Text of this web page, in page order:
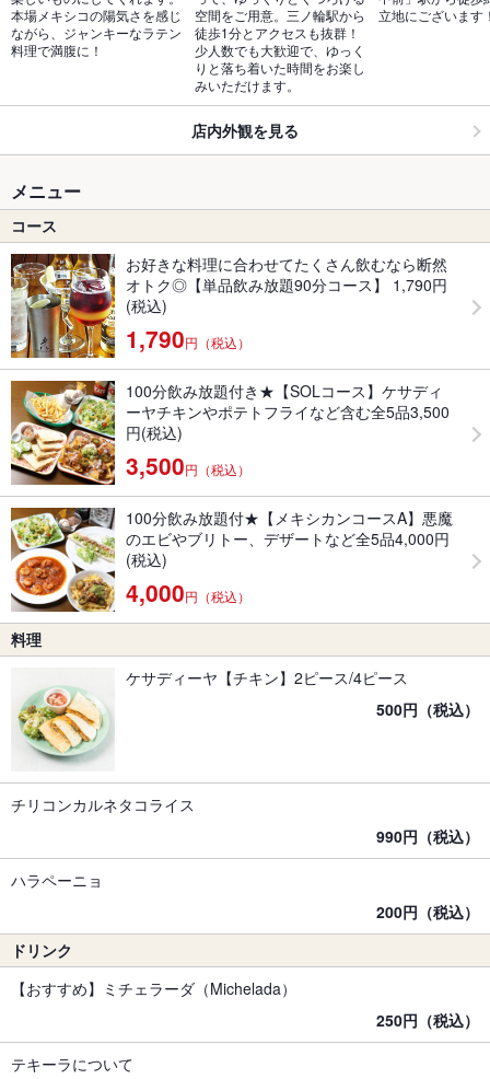
本場メキシコの陽気さを感じ
ながら、ジャンキーなラテン
料理で満腹に！
空間をご用意。三ノ輪駅から
徒歩1分とアクセスも抜群！
少人数でも大歓迎で、ゆっく
りと落ち着いた時間をお楽し
みいただけます。
立地にございます
店内外観を見る
メニュー
コース
お好きな料理に合わせてたくさん飲むなら断然
オトク◎【単品飲み放題90分コース】 1,790円
(税込)
1,790円（税込）
100分飲み放題付き★【SOLコース】ケサディ
ーヤチキンやポテトフライなど含む全5品3,500
円(税込)
3,500円（税込）
100分飲み放題付★【メキシカンコースA】悪魔
のエビやブリトー、デザートなど全5品4,000円
(税込)
4,000円（税込）
料理
ケサディーヤ【チキン】2ピース/4ピース
500円（税込）
チリコンカルネタコライス
990円（税込）
ハラペーニョ
200円（税込）
ドリンク
【おすすめ】ミチェラーダ（Michelada）
250円（税込）
テキーラについて